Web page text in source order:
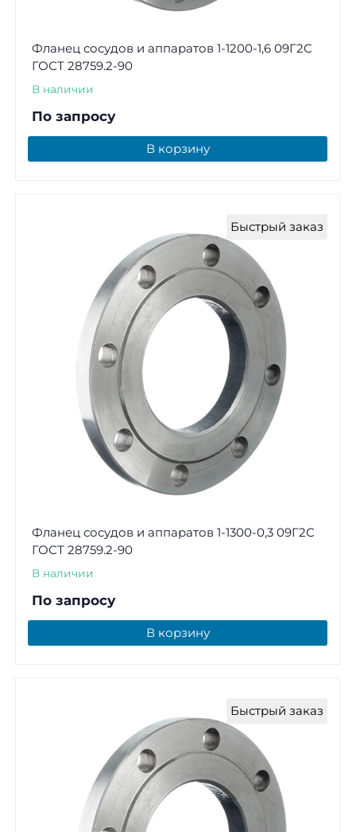
Фланец сосудов и аппаратов 1-1200-1,6 09Г2С
ГОСТ 28759.2-90
В наличии
По запросу
В корзину
Быстрый заказ
Фланец сосудов и аппаратов 1-1300-0,3 09Г2С
ГОСТ 28759.2-90
В наличии
По запросу
В корзину
Быстрый заказ